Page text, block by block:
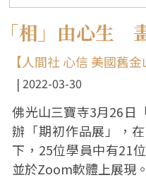
｢相」由心生
【人間社 心信 美國舊金
2022-03-30
佛光山三寶寺3月26日
辦「期初作品展」，
下，25位學員中有21
並於Zoom軟體上展現。